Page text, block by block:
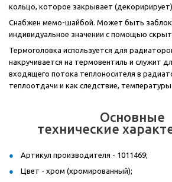
кольцо, которое закрывает
Снабжен мемо-шайбой. Может быть
индивидуальное значении с помощью
Термоголовка используется для
накручивается на термовентиль и служит
входящего потока теплоносителя в
теплоотдачи и как следствие,
Основные
технические
Артикул производителя - 1011469;
Цвет - хром (хромированный);